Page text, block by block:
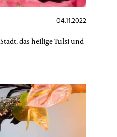
04.11.2022
das heilige Tulsi und